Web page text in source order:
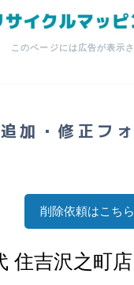
このページには広告が表示
追加・修正フ
削除依頼はこちら